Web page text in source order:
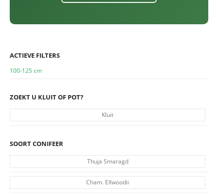
ACTIEVE FILTERS
100-125 cm
ZOEKT U KLUIT OF POT?
Kluit
SOORT CONIFEER
Thuja Smaragd
Cham. Ellwoodii